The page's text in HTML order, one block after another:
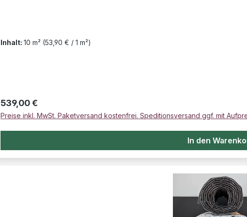
Inhalt: 10 m² (53,90 € / 1 m²)
Regulärer Preis:
539,00 €
Preise inkl. MwSt. Paketversand kostenfrei. Speditionsversand ggf. mit
In den